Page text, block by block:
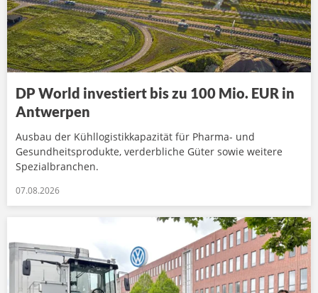
DP World investiert bis zu 100 Mio. EUR in
Antwerpen
Ausbau der Kühllogistikkapazität für Pharma- und
Gesundheitsprodukte, verderbliche Güter sowie weitere
Spezialbranchen.
07.08.2026